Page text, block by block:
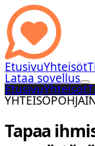
EtusivuYhteisöt
Lataa sovellus
EtusivuYhteisöt
Tapaa